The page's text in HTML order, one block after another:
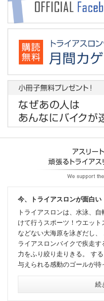
今、トライアスロンが面白い
トライアスロンは、水泳、
けて行うスポーツ！ウエッ
などない大海原を泳ぎだし
ライアスロンバイクで疾走
力をふり絞り走りきる。 す
与えられる感動のゴールが待
続